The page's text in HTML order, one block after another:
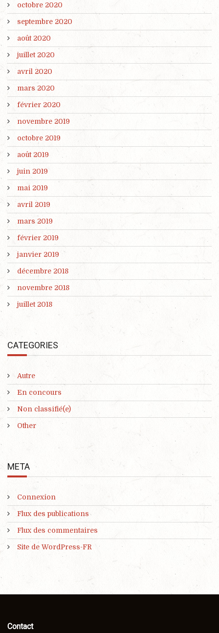
octobre 2020
septembre 2020
août 2020
juillet 2020
avril 2020
mars 2020
février 2020
novembre 2019
octobre 2019
août 2019
juin 2019
mai 2019
avril 2019
mars 2019
février 2019
janvier 2019
décembre 2018
novembre 2018
juillet 2018
CATEGORIES
Autre
En concours
Non classifié(e)
Other
META
Connexion
Flux des publications
Flux des commentaires
Site de WordPress-FR
Contact